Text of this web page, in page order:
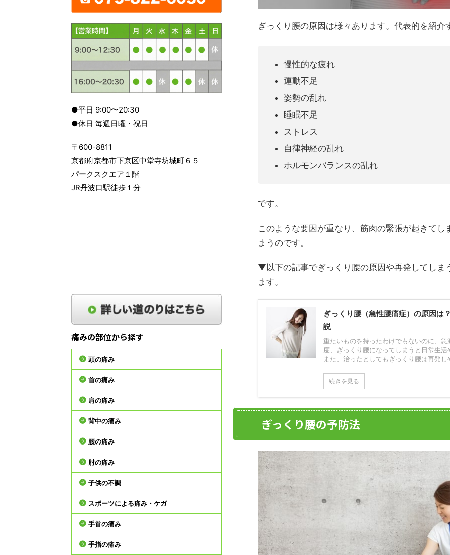
ぎっくり腰の原因は様々あります。代表的を紹介
慢性的な疲れ
運動不足
姿勢の乱れ
睡眠不足
ストレス
自律神経の乱れ
ホルモンバランスの乱れ
です。
このような要因が重なり、筋肉の緊張が起きて
まうのです。
▼以下の記事でぎっくり腰の原因や再発してしま
ます。
ぎっくり腰（急性腰痛症）の原因は
説
重たいものを持ったわけでもないのに、
度、ぎっくり腰になってしまうと日常生
また、治ったとしてもぎっくり腰は再発
続きを見る
ぎっくり腰の予防法
●平日 9:00〜20:30
●休日 毎週日曜・祝日
〒600-8811
京都府京都市下京区中堂寺坊城町６５
パークスクエア１階
JR丹波口駅徒歩１分
痛みの部位から探す
頭の痛み
首の痛み
肩の痛み
背中の痛み
腰の痛み
肘の痛み
子供の不調
スポーツによる痛み・ケガ
手首の痛み
手指の痛み